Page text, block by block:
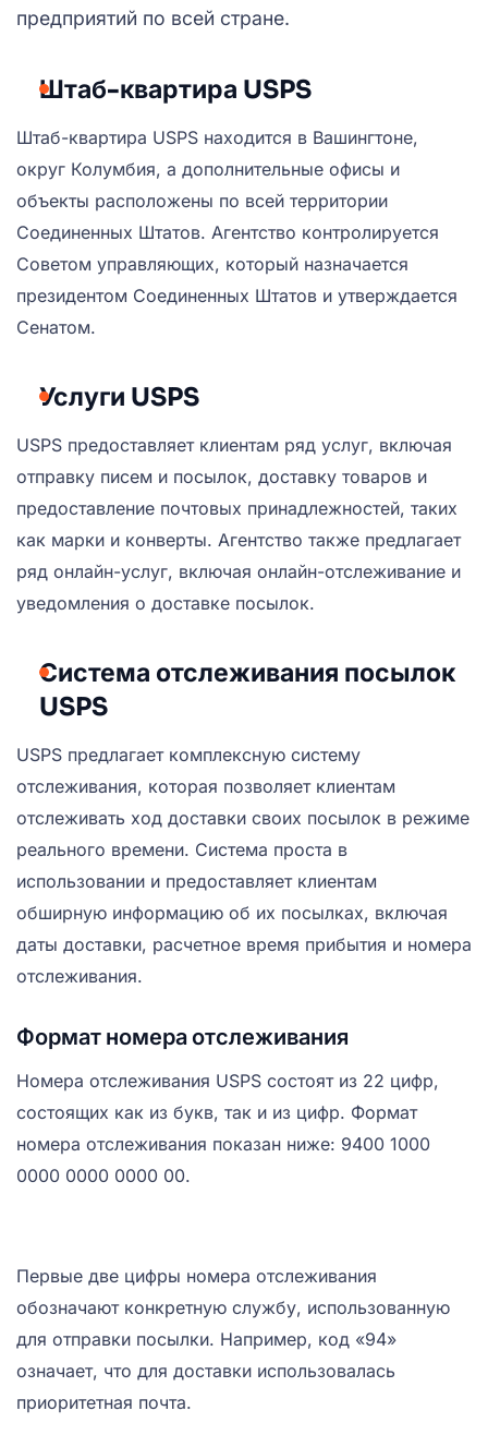
предприятий по всей стране.
Штаб-квартира USPS
Штаб-квартира USPS находится в Вашингтоне,
округ Колумбия, а дополнительные офисы и
объекты расположены по всей территории
Соединенных Штатов. Агентство контролируется
Советом управляющих, который назначается
президентом Соединенных Штатов и утверждается
Сенатом.
Услуги USPS
USPS предоставляет клиентам ряд услуг, включая
отправку писем и посылок, доставку товаров и
предоставление почтовых принадлежностей, таких
как марки и конверты. Агентство также предлагает
ряд онлайн-услуг, включая онлайн-отслеживание и
уведомления о доставке посылок.
Система отслеживания посылок
USPS
USPS предлагает комплексную систему
отслеживания, которая позволяет клиентам
отслеживать ход доставки своих посылок в режиме
реального времени. Система проста в
использовании и предоставляет клиентам
обширную информацию об их посылках, включая
даты доставки, расчетное время прибытия и номера
отслеживания.
Формат номера отслеживания
Номера отслеживания USPS состоят из 22 цифр,
состоящих как из букв, так и из цифр. Формат
номера отслеживания показан ниже: 9400 1000
0000 0000 0000 00.
Первые две цифры номера отслеживания
обозначают конкретную службу, использованную
для отправки посылки. Например, код «94»
означает, что для доставки использовалась
приоритетная почта.